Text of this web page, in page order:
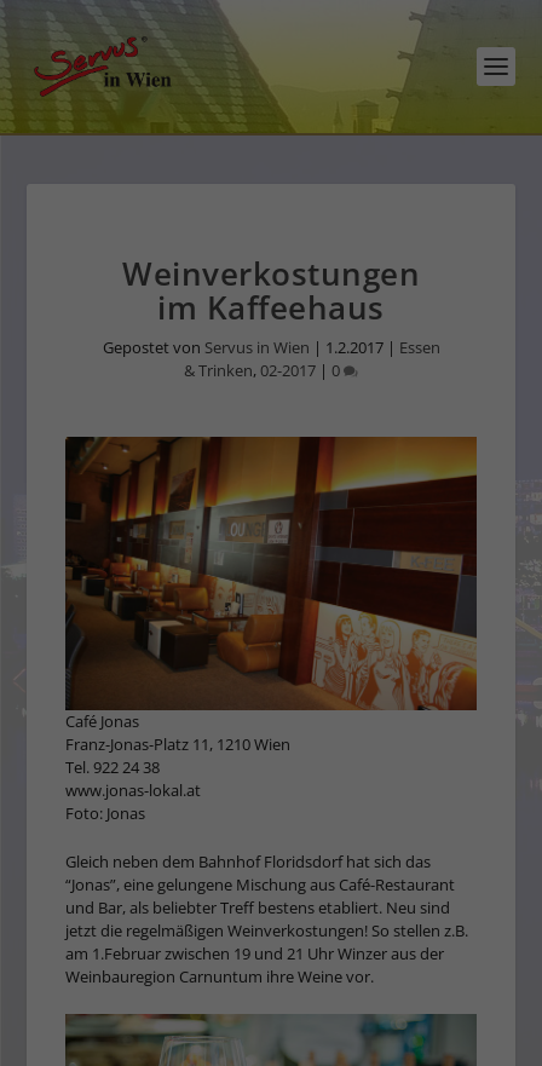
Weinverkostungen
im Kaffeehaus
Gepostet von Servus in Wien | 1.2.2017| Essen
& Trinken,02-2017 | 0
Café Jonas
Franz-Jonas-Platz 11, 1210 Wien
Tel. 922 24 38
www.jonas-lokal.at
Foto: Jonas
Gleich neben dem Bahnhof Floridsdorf hat sich das
“Jonas”, eine gelungene Mischung aus Café-Restaurant
und Bar, als beliebter Treff bestens etabliert. Neu sind
jetzt die regelmäßigen Weinverkostungen! So stellen z.B.
am 1.Februar zwischen 19 und 21 Uhr Winzer aus der
Weinbauregion Carnuntum ihre Weine vor.